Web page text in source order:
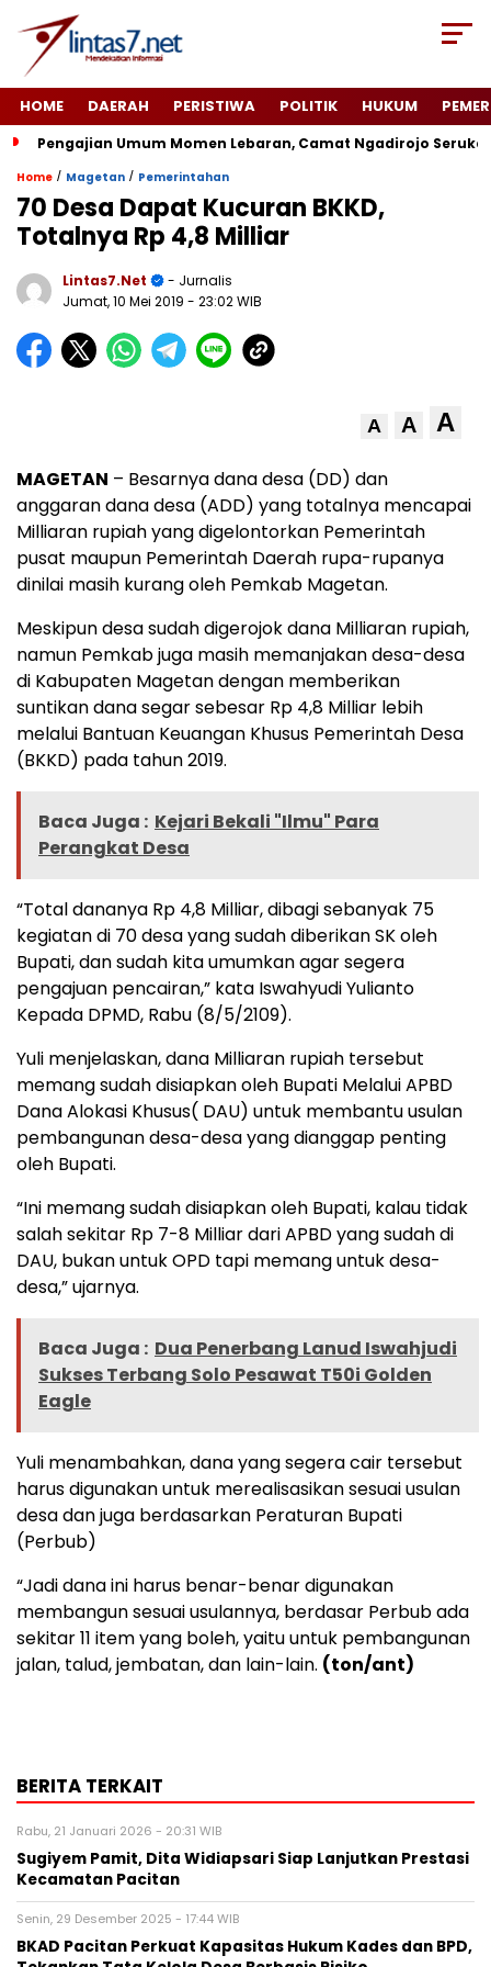
HOME DAERAH PERISTIWA POLITIK HUKUM
Pengajian Umum Momen Lebaran, Camat Ngadirojo
Home / Magetan / Pemerintahan
70 Desa Dapat Kucuran BKKD,
Totalnya Rp 4,8 Milliar
Lintas7.net
- Jurnalis
Jumat, 10 Mei 2019 - 23:02 WIB
A A A
MAGETAN – Besarnya dana desa (DD) dan
anggaran dana desa (ADD) yang totalnya mencapai
Milliaran rupiah yang digelontorkan Pemerintah
pusat maupun Pemerintah Daerah rupa-rupanya
dinilai masih kurang oleh Pemkab Magetan.
Meskipun desa sudah digerojok dana Milliaran rupiah,
namun Pemkab juga masih memanjakan desa-desa
di Kabupaten Magetan dengan memberikan
suntikan dana segar sebesar Rp 4,8 Milliar lebih
melalui Bantuan Keuangan Khusus Pemerintah Desa
(BKKD) pada tahun 2019.
Baca Juga : Kejari Bekali "Ilmu" Para
Perangkat Desa
“Total dananya Rp 4,8 Milliar, dibagi sebanyak 75
kegiatan di 70 desa yang sudah diberikan SK oleh
Bupati, dan sudah kita umumkan agar segera
pengajuan pencairan,” kata Iswahyudi Yulianto
Kepada DPMD, Rabu (8/5/2109).
Yuli menjelaskan, dana Milliaran rupiah tersebut
memang sudah disiapkan oleh Bupati Melalui APBD
Dana Alokasi Khusus( DAU) untuk membantu usulan
pembangunan desa-desa yang dianggap penting
oleh Bupati.
“Ini memang sudah disiapkan oleh Bupati, kalau tidak
salah sekitar Rp 7-8 Milliar dari APBD yang sudah di
DAU, bukan untuk OPD tapi memang untuk desa-
desa,” ujarnya.
Baca Juga : Dua Penerbang Lanud Iswahjudi
Sukses Terbang Solo Pesawat T50i Golden
Eagle
Yuli menambahkan, dana yang segera cair tersebut
harus digunakan untuk merealisasikan sesuai usulan
desa dan juga berdasarkan Peraturan Bupati
(Perbub)
“Jadi dana ini harus benar-benar digunakan
membangun sesuai usulannya, berdasar Perbub ada
sekitar 11 item yang boleh, yaitu untuk pembangunan
jalan, talud, jembatan, dan lain-lain. (ton/ant)
BERITA TERKAIT
Rabu, 21 Januari 2026 - 20:31 WIB
Sugiyem Pamit, Dita Widiapsari Siap Lanjutkan Prestasi
Kecamatan Pacitan
Senin, 29 Desember 2025 - 17:44 WIB
BKAD Pacitan Perkuat Kapasitas Hukum Kades dan BPD,